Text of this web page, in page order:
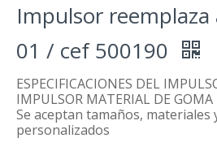
Impulsor reemplaza
01 / cef 500190
ESPECIFICACIONES DEL
IMPULSOR MATERIAL DE GOMA
Se aceptan tamaños, materiales
personalizados